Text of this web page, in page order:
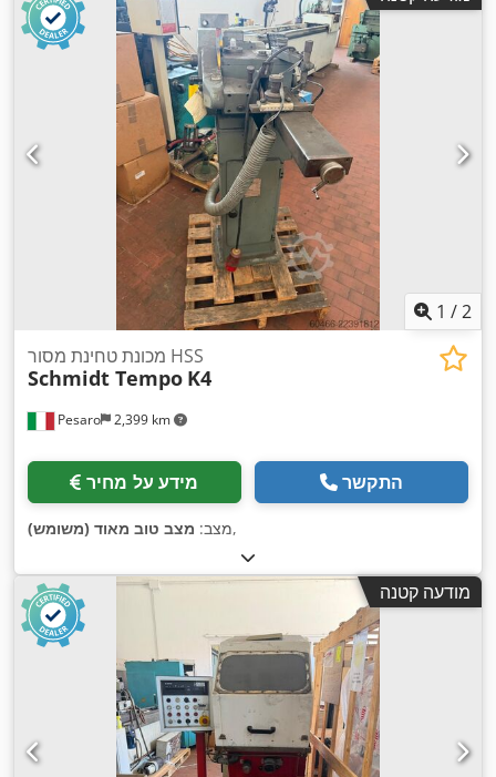
1 /2
Pesaro 2,399 km
מכונת טחינת מסור HSS
Schmidt Tempo K4
מידע על מחיר התקשר
מצב: מצב טוב מאוד (משומש) ,
מודעה קטנה